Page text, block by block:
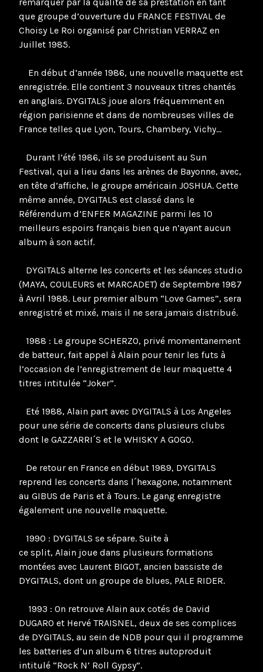
que groupe d’ouverture du FRANCE FESTIVAL de
Choisy Le Roi organisé par Christian VERRAZ en
Juillet 1985.
En début d’année 1986, une nouvelle maquette est
enregistrée. Elle contient 3 nouveaux titres chantés
en anglais. DYGITALS joue alors fréquemment en
région parisienne et dans de nombreuses villes de
France telles que Lyon, Tours, Chambery, Vichy…
Durant l’été 1986, ils se produisent au Sun
Festival, qui a lieu dans les arènes de Bayonne, avec,
en tête d’affiche, le groupe américain JOSHUA. Cette
même année, DYGITALS est classé dans le
Référendum d’ENFER MAGAZINE parmi les 10
meilleurs espoirs français bien que n’ayant aucun
album à son actif.
DYGITALS alterne les concerts et les séances studio
(MAYA, COULEURS et MARCADET) de Septembre 1987
à Avril 1988. Leur premier album “Love Games”, sera
enregistré et mixé, mais il ne sera jamais distribué.
1988 : Le groupe SCHERZO, privé momentanement
de batteur, fait appel à Alain pour tenir les futs à
l’occasion de l’enregistrement de leur maquette 4
titres intitulée “Joker”.
Eté 1988, Alain part avec DYGITALS à Los Angeles
pour une série de concerts dans plusieurs clubs
dont le GAZZARRI´S et le WHISKY A GOGO.
De retour en France en début 1989, DYGITALS
reprend les concerts dans l´hexagone, notamment
au GIBUS de Paris et à Tours. Le gang enregistre
également une nouvelle maquette.
1990 : DYGITALS se sépare. Suite à
ce split, Alain joue dans plusieurs formations
montées avec Laurent BIGOT, ancien bassiste de
DYGITALS, dont un groupe de blues, PALE RIDER.
1993 : On retrouve Alain aux cotés de David
DUGARO et Hervé TRAISNEL, deux de ses complices
de DYGITALS, au sein de NDB pour qui il programme
les batteries d’un album 6 titres autoproduit
intitulé “Rock N’ Roll Gypsy”.